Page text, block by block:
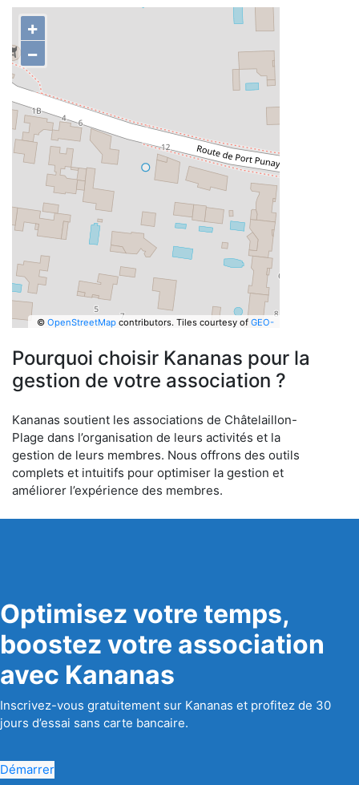
+
−
© OpenStreetMapcontributors. Tiles courtesy of GEO-
Pourquoi choisir Kananas pour la
gestion de votre association ?
Kananas soutient les associations de Châtelaillon-
Plage dans l’organisation de leurs activités et la
gestion de leurs membres. Nous offrons des outils
complets et intuitifs pour optimiser la gestion et
améliorer l’expérience des membres.
Optimisez votre temps,
boostez votre association
avec Kananas
Inscrivez-vous gratuitement sur Kananas et profitez de 30
jours d’essai sans carte bancaire.
Démarrer